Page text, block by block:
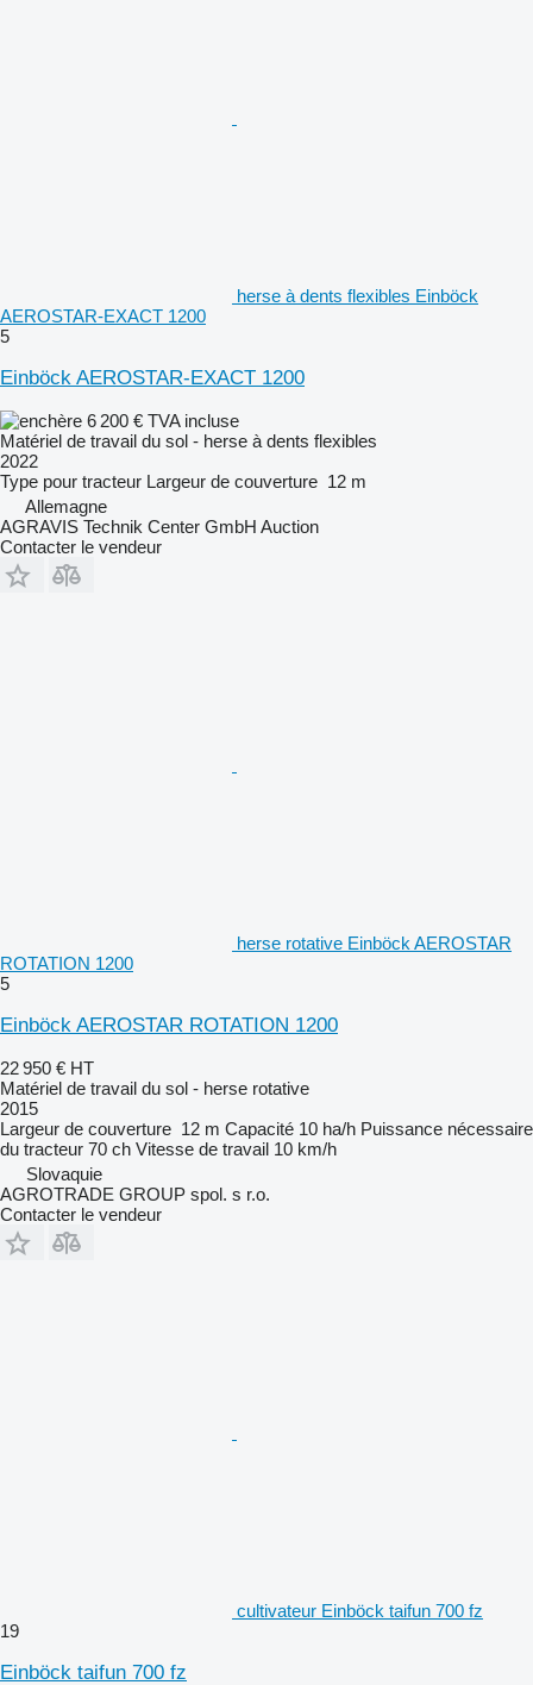
herse à dents flexibles Einböck
AEROSTAR-EXACT 1200
5
Einböck AEROSTAR-EXACT 1200
6 200 € TVA incluse
Matériel de travail du sol - herse à dents flexibles
2022
Type pour tracteur Largeur de couverture 12 m
Allemagne
AGRAVIS Technik Center GmbH Auction
Contacter le vendeur
herse rotative Einböck AEROSTAR
ROTATION 1200
5
Einböck AEROSTAR ROTATION 1200
22 950 € HT
Matériel de travail du sol - herse rotative
2015
Largeur de couverture 12 m Capacité 10 ha/h Puissance nécessaire
du tracteur 70 ch Vitesse de travail 10 km/h
Slovaquie
AGROTRADE GROUP spol. s r.o.
Contacter le vendeur
cultivateur Einböck taifun 700 fz
19
Einböck taifun 700 fz